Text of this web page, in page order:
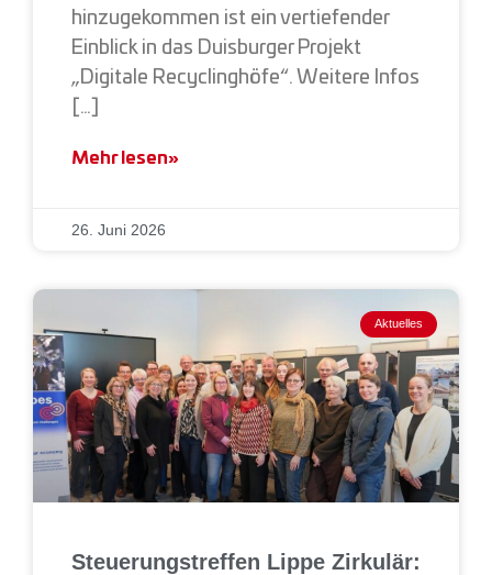
hinzugekommen ist ein vertiefender
Einblick in das Duisburger Projekt
„Digitale Recyclinghöfe“. Weitere Infos
[…]
Mehr lesen»
26. Juni 2026
Aktuelles
Steuerungstreffen Lippe Zirkulär: